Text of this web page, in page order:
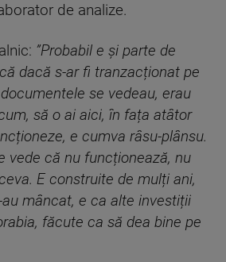
de analize.
”Probabil e și parte de
dacă s-ar fi tranzacționat pe
se vedeau, erau
să o ai aici, în fața atâtor
e cumva râsu-plânsu.
vede că nu funcționează, nu
E construite de mulți ani,
mâncat, e ca alte investiții
făcute ca să dea bine pe